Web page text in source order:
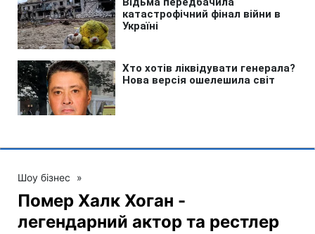
Шоу бізнес »
Помер Халк Хоган -
легендарний актор та рестлер